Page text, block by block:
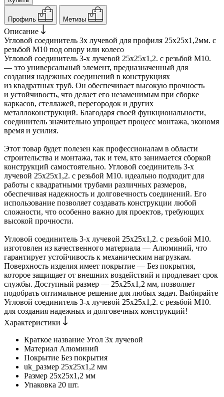
Профиль Метизы
Описание
Угловой соединитель 3х лучевой для профиля 25х25х1,2мм. с
резьбой М10 под опору или колесо
Угловой соединитель 3-х лучевой 25х25х1,2. с резьбой М10.
— это универсальный элемент, предназначенный для
создания надежных соединений в конструкциях
из квадратных труб. Он обеспечивает высокую прочность
и устойчивость, что делает его незаменимым при сборке
каркасов, стеллажей, перегородок и других
металлоконструкций. Благодаря своей функциональности,
соединитель значительно упрощает процесс монтажа, экономя
время и усилия.
Этот товар будет полезен как профессионалам в области
строительства и монтажа, так и тем, кто занимается сборкой
конструкций самостоятельно. Угловой соединитель 3-х
лучевой 25х25х1,2. с резьбой М10. идеально подходит для
работы с квадратными трубами различных размеров,
обеспечивая надежность и долговечность соединений. Его
использование позволяет создавать конструкции любой
сложности, что особенно важно для проектов, требующих
высокой прочности.
Угловой соединитель 3-х лучевой 25х25х1,2. с резьбой М10.
изготовлен из качественного материала — Алюминий, что
гарантирует устойчивость к механическим нагрузкам.
Поверхность изделия имеет покрытие — Без покрытия,
которое защищает от внешних воздействий и продлевает срок
службы. Доступный размер — 25х25х1,2 мм, позволяет
подобрать оптимальное решение для любых задач. Выбирайте
Угловой соединитель 3-х лучевой 25х25х1,2. с резьбой М10.
для создания надежных и долговечных конструкций!
Характеристики
Краткое название Угол 3х лучевой
Материал Алюминий
Покрытие Без покрытия
uk_размер 25х25х1,2 мм
Размер 25х25х1,2 мм
Упаковка 20 шт.